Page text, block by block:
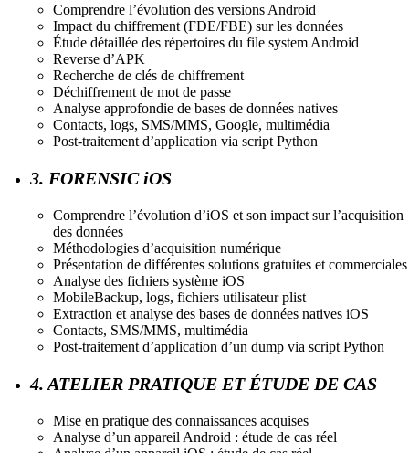
Comprendre l’évolution des versions Android
Impact du chiffrement (FDE/FBE) sur les données
Étude détaillée des répertoires du file system Android
Reverse d’APK
Recherche de clés de chiffrement
Déchiffrement de mot de passe
Analyse approfondie de bases de données natives
Contacts, logs, SMS/MMS, Google, multimédia
Post-traitement d’application via script Python
3. FORENSIC iOS
Comprendre l’évolution d’iOS et son impact sur l’acquisition
des données
Méthodologies d’acquisition numérique
Présentation de différentes solutions gratuites et commerciales
Analyse des fichiers système iOS
MobileBackup, logs, fichiers utilisateur plist
Extraction et analyse des bases de données natives iOS
Contacts, SMS/MMS, multimédia
Post-traitement d’application d’un dump via script Python
4. ATELIER PRATIQUE ET ÉTUDE DE CAS
Mise en pratique des connaissances acquises
Analyse d’un appareil Android : étude de cas réel